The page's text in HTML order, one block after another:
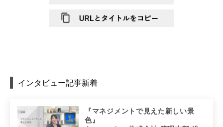
インタビュー記事新着
『マネジメントで見えた新しい景
色』